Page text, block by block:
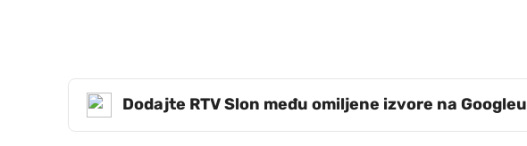
Dodajte RTV Slon među omiljene izvore na Googleu